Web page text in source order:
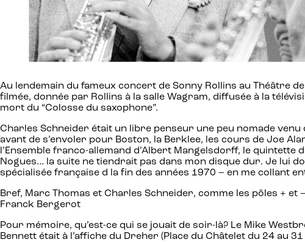
Au lendemain du fameux concert de Sonny Rollins au Théâtre
filmée, donnée par Rollins à la salle Wagram, diffusée à la
mort du “Colosse du saxophone”.
Charles Schneider était un libre penseur une peu nomade
avant de s’envoler pour Boston, la Berklee, les cours de Joe
l’Ensemble franco-allemand d’Albert Mangelsdorff, le
Nogues… la suite ne tiendrait pas dans mon disque dur. Je lui
spécialisée française d la fin des années 1970 – en me collant
Bref, Marc Thomas et Charles Schneider, comme les pôles + et
Franck Bergerot
Pour mémoire, qu’est-ce qui se jouait de soir-là? Le Mike
Bennett était à l’affiche du Dreher (Place du Châtelet du 24 au